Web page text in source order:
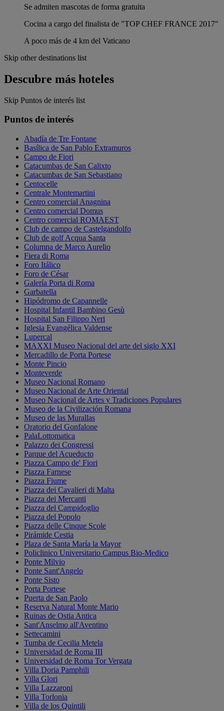
Se admiten mascotas de forma gratuita
Cocina a cargo del finalista de "TOP CHEF FRANCE 2017"
A poco más de 4 km del Vaticano
Skip other destinations list
Descubre más hoteles
Skip Puntos de interés list
Puntos de interés
Abadía de Tre Fontane
Basílica de San Pablo Extramuros
Campo de Fiori
Catacumbas de San Calixto
Catacumbas de San Sebastiano
Centocelle
Centrale Montemartini
Centro comercial Anagnina
Centro comercial Domus
Centro comercial ROMAEST
Club de campo de Castelgandolfo
Club de golf Acqua Santa
Columna de Marco Aurelio
Fiera di Roma
Foro Itálico
Foro de César
Galería Porta di Roma
Garbatella
Hipódromo de Capannelle
Hospital Infantil Bambino Gesù
Hospital San Filippo Neri
Iglesia Evangélica Valdense
Lupercal
MAXXI Museo Nacional del arte del siglo XXI
Mercadillo de Porta Portese
Monte Pincio
Monteverde
Museo Nacional Romano
Museo Nacional de Arte Oriental
Museo Nacional de Artes y Tradiciones Populares
Museo de la Civilización Romana
Museo de las Murallas
Oratorio del Gonfalone
PalaLottomatica
Palazzo dei Congressi
Parque del Acueducto
Piazza Campo de' Fiori
Piazza Farnese
Piazza Fiume
Piazza dei Cavalieri di Malta
Piazza dei Mercanti
Piazza del Campidoglio
Piazza del Popolo
Piazza delle Cinque Scole
Pirámide Cestia
Plaza de Santa María la Mayor
Policlinico Universitario Campus Bio-Medico
Ponte Milvio
Ponte Sant'Angelo
Ponte Sisto
Porta Portese
Puerta de San Paolo
Reserva Natural Monte Mario
Ruinas de Ostia Antica
Sant'Anselmo all'Aventino
Settecamini
Tumba de Cecilia Metela
Universidad de Roma III
Universidad de Roma Tor Vergata
Villa Doria Pamphili
Villa Glori
Villa Lazzaroni
Villa Torlonia
Villa de los Quintili